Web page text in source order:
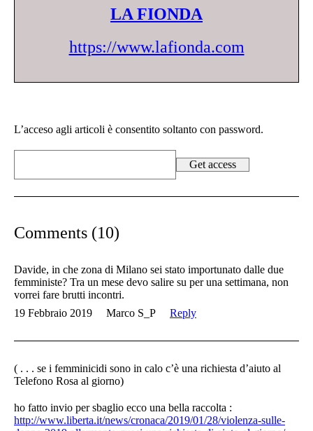
LA FIONDA
https://www.lafionda.com
L’acceso agli articoli è consentito soltanto con password.
Comments (10)
Davide, in che zona di Milano sei stato importunato dalle due
femministe? Tra un mese devo salire su per una settimana, non
vorrei fare brutti incontri.
19 Febbraio 2019
Marco S_P Reply
( . . . se i femminicidi sono in calo c’è una richiesta d’aiuto al
Telefono Rosa al giorno)
ho fatto invio per sbaglio ecco una bella raccolta :
http://www.liberta.it/news/cronaca/2019/01/28/violenza-sulle-